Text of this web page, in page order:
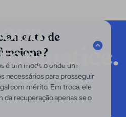
de
é um modelo onde um
necessários para prosseguir
com mérito. Em troca, ele
recuperação apenas se o
justice.
serviços
foco
nós